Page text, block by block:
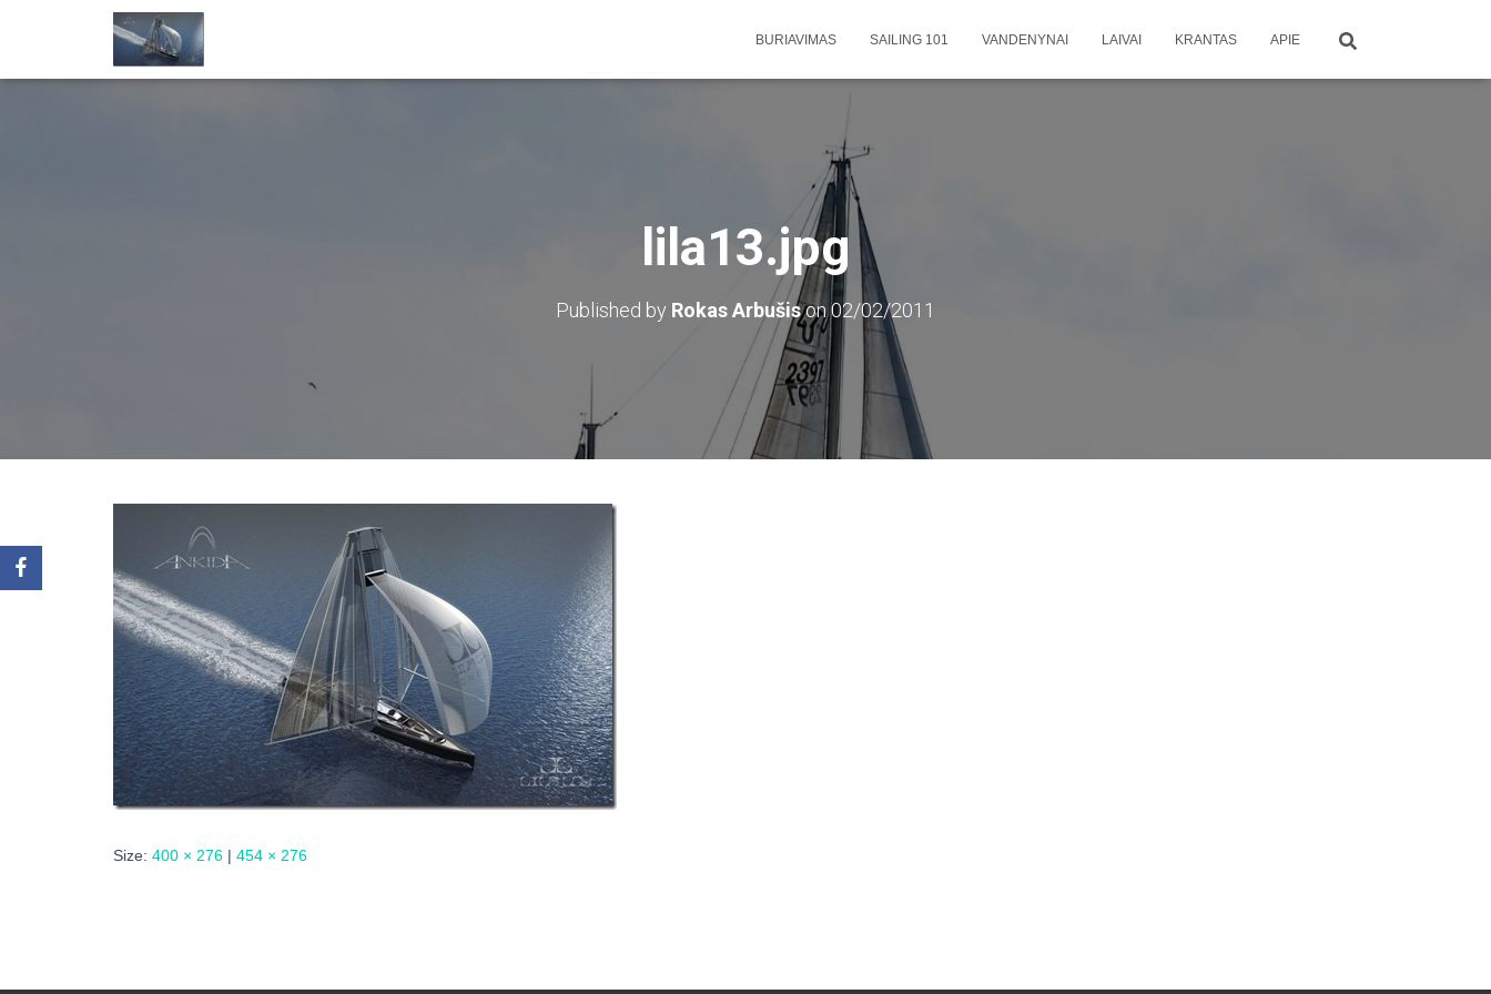
BURIAVIMAS SAILING 101 VANDENYNAI LAIVAI KRANTAS APIE
lila13.jpg
Published by Rokas Arbušison02/02/2011
Size: 400 × 276 | 454 × 276